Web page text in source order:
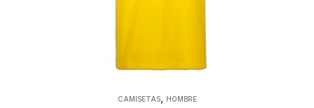
CAMISETAS, HOMBRE